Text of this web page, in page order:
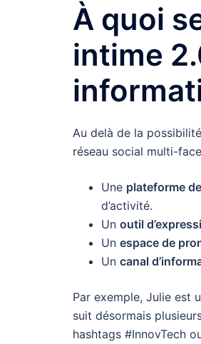
À quoi
intime
Au delà de la
réseau social multi-
Une plateforme
d’activité.
Un outil
Un espace de
Un canal
Par exemple, Julie est
suit désormais
hashtags #InnovTech